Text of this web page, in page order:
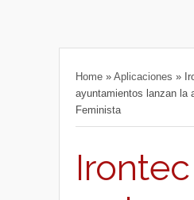
Home » Aplicaciones »
ayuntamientos lanzan la
Feminista